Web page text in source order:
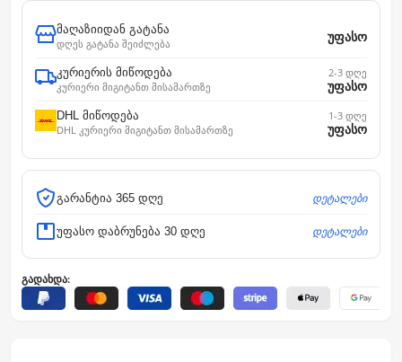
მაღაზიიდან გატანა
დღეს გატანა შეიძლება
უფასო
კურიერის მიწოდება
კურიერი მიგიტანთ მისამართზე
2-3 დღე
უფასო
DHL მიწოდება
DHL კურიერი მიგიტანთ მისამართზე
1-3 დღე
უფასო
გარანტია 365 დღე დეტალები
უფასო დაბრუნება 30 დღე დეტალები
გადახდა: